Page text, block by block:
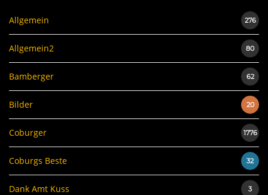
Allgemein 276
Allgemein2 80
Bamberger 62
Bilder 20
Coburger 1776
Coburgs Beste 32
Dank Amt Kuss 3